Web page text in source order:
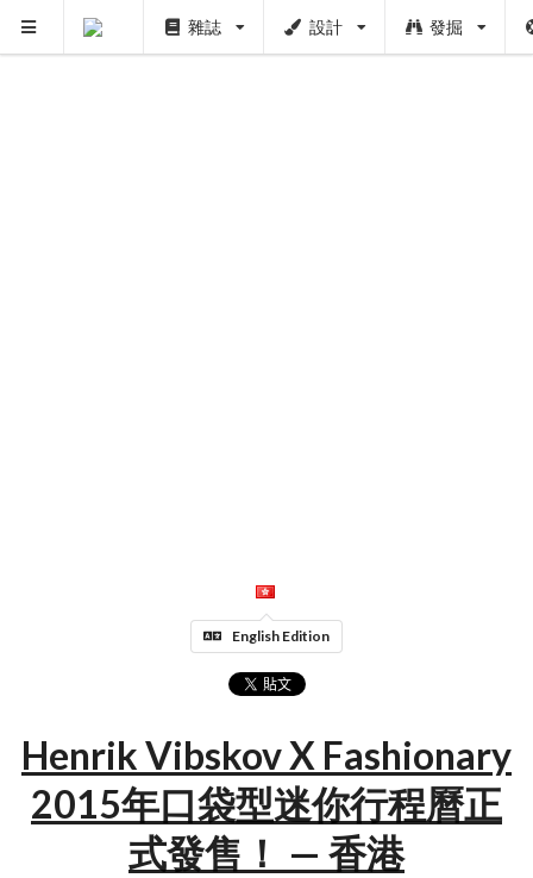
雜誌 設計 發掘
English Edition
Henrik Vibskov X Fashionary
2015年口袋型迷你行程曆正
式發售！ — 香港